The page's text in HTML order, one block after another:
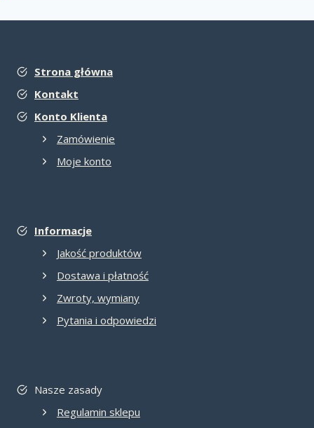
Strona główna
Kontakt
Konto Klienta
Zamówienie
Moje konto
Informacje
Jakość produktów
Dostawa i płatność
Zwroty, wymiany
Pytania i odpowiedzi
Nasze zasady
Regulamin sklepu